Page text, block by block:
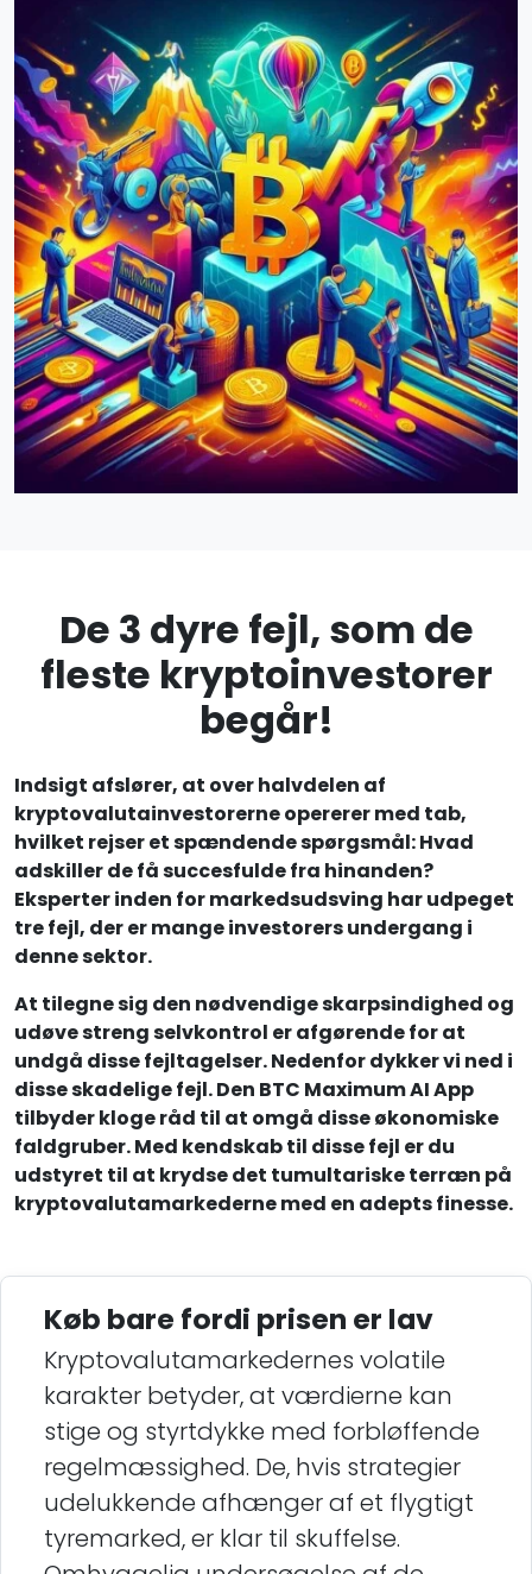
De 3 dyre fejl, som de
fleste kryptoinvestorer
begår!
Indsigt afslører, at over halvdelen af
kryptovalutainvestorerne opererer med tab,
hvilket rejser et spændende spørgsmål: Hvad
adskiller de få succesfulde fra hinanden?
Eksperter inden for markedsudsving har udpeget
tre fejl, der er mange investorers undergang i
denne sektor.
At tilegne sig den nødvendige skarpsindighed og
udøve streng selvkontrol er afgørende for at
undgå disse fejltagelser. Nedenfor dykker vi ned i
disse skadelige fejl. Den BTC Maximum AI App
tilbyder kloge råd til at omgå disse økonomiske
faldgruber. Med kendskab til disse fejl er du
udstyret til at krydse det tumultariske terræn på
kryptovalutamarkederne med en adepts finesse.
Køb bare fordi prisen er lav
Kryptovalutamarkedernes volatile
karakter betyder, at værdierne kan
stige og styrtdykke med forbløffende
regelmæssighed. De, hvis strategier
udelukkende afhænger af et flygtigt
tyremarked, er klar til skuffelse.